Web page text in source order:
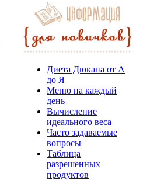
Диета Дюкана от А
до Я
Меню на каждый
день
Вычисление
идеального веса
Часто задаваемые
вопросы
Таблица
разрешенных
продуктов